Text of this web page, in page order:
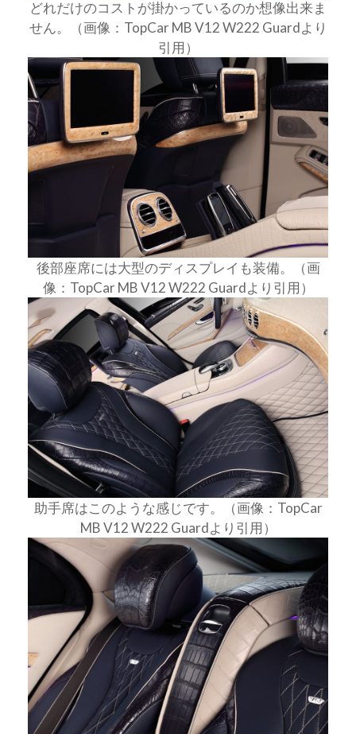
どれだけのコストが掛かっているのか想像出来ま
せん。（画像：TopCar MB V12 W222 Guardより
引用）
後部座席には大型のディスプレイも装備。（画
像：TopCar MB V12 W222 Guardより引用）
助手席はこのような感じです。（画像：TopCar
MB V12 W222 Guardより引用）